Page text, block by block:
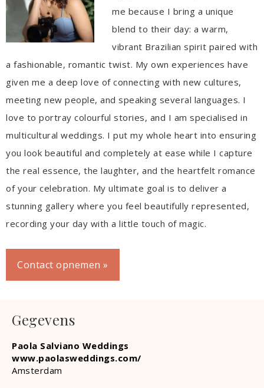
me because I bring a unique
blend to their day: a warm,
vibrant Brazilian spirit paired with
a fashionable, romantic twist. My own experiences have
given me a deep love of connecting with new cultures,
meeting new people, and speaking several languages. I
love to portray colourful stories, and I am specialised in
multicultural weddings. I put my whole heart into ensuring
you look beautiful and completely at ease while I capture
the real essence, the laughter, and the heartfelt romance
of your celebration. My ultimate goal is to deliver a
stunning gallery where you feel beautifully represented,
recording your day with a little touch of magic.
Contact opnemen »
Gegevens
Paola Salviano Weddings
www.paolasweddings.com/
Amsterdam